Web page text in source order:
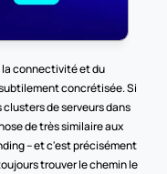
la connectivité et du
concrétisée. Si
de serveurs dans
de très similaire aux
– et c'est précisément
trouver le chemin le